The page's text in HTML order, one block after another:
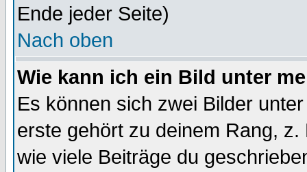
Ende jeder Seite)
Nach oben
Wie kann ich ein Bild unter
Es können sich zwei Bilder
erste gehört zu deinem Rang,
wie viele Beiträge du